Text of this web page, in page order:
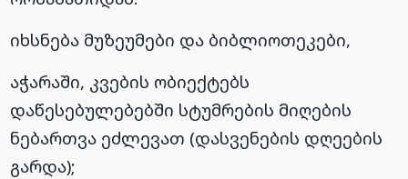
იხსნება მუზეუმები და ბიბლიოთეკები,
აჭარაში, კვების ობიექტებს
დაწესებულებებში სტუმრების მიღების
ნებართვა ეძლევათ (დასვენების დღეების
გარდა);